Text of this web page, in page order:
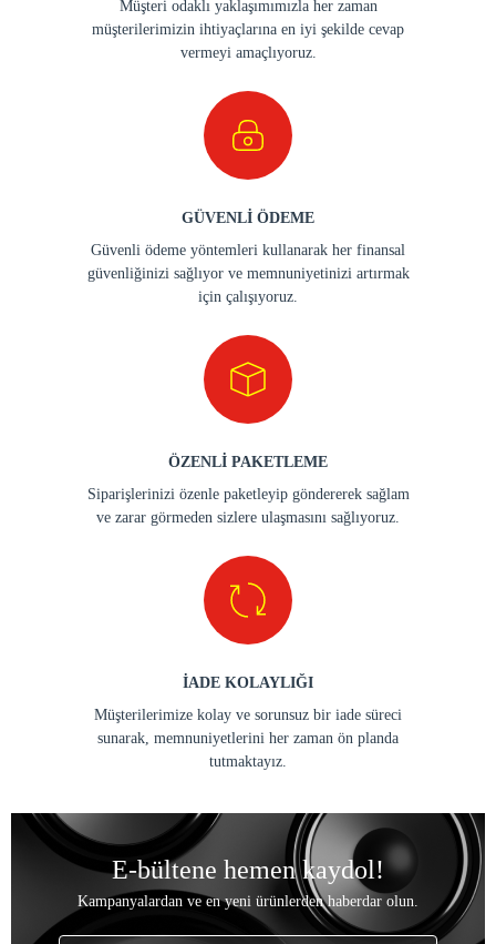
Müşteri odaklı yaklaşımımızla her zaman
müşterilerimizin ihtiyaçlarına en iyi şekilde cevap
vermeyi amaçlıyoruz.
GÜVENLİ ÖDEME
Güvenli ödeme yöntemleri kullanarak her finansal
güvenliğinizi sağlıyor ve memnuniyetinizi artırmak
için çalışıyoruz.
ÖZENLİ PAKETLEME
Siparişlerinizi özenle paketleyip göndererek sağlam
ve zarar görmeden sizlere ulaşmasını sağlıyoruz.
İADE KOLAYLIĞI
Müşterilerimize kolay ve sorunsuz bir iade süreci
sunarak, memnuniyetlerini her zaman ön planda
tutmaktayız.
E-bültene hemen kaydol!
Kampanyalardan ve en yeni ürünlerden haberdar olun.